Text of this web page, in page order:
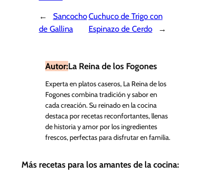
←
Sancocho
de Gallina
Cuchuco de Trigo con
Espinazo de Cerdo
→
Autor:La Reina de los Fogones
Experta en platos caseros, La Reina de los
Fogones combina tradición y sabor en
cada creación. Su reinado en la cocina
destaca por recetas reconfortantes, llenas
de historia y amor por los ingredientes
frescos, perfectas para disfrutar en familia.
Más recetas para los amantes de la cocina: